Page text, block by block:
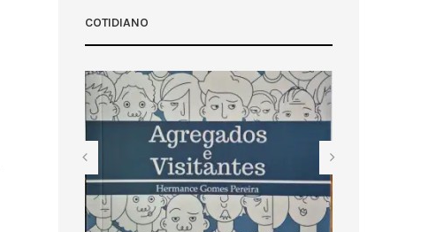
COTIDIANO